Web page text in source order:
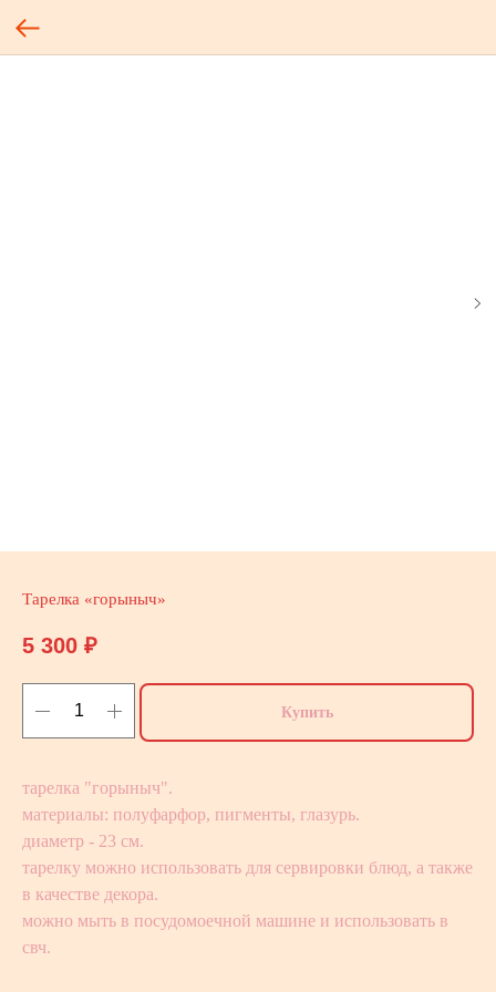
Тарелка «горыныч»
5 300 ₽
Купить
тарелка "горыныч".
материалы: полуфарфор, пигменты, глазурь.
диаметр - 23 см.
тарелку можно использовать для сервировки блюд, а также
в качестве декора.
можно мыть в посудомоечной машине и использовать в
свч.